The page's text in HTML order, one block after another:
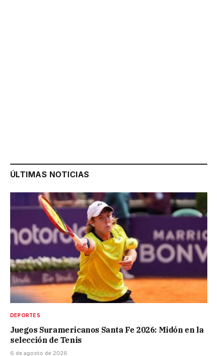
ÚLTIMAS NOTICIAS
DEPORTES
Juegos Suramericanos Santa Fe 2026: Midón en la
selección de Tenis
6 de agosto de 2026